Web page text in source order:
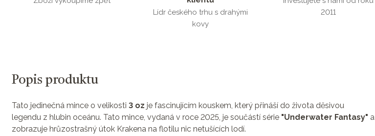
Lídr českého trhu s drahými
kovy
2011
Popis produktu
Tato jedinečná mince o velikosti 3 oz je fascinujícím kouskem, který přináší do života děsivou
legendu z hlubin oceánu. Tato mince, vydaná v roce 2025, je součástí série "Underwater Fantasy" a
zobrazuje hrůzostrašný útok Krakena na flotilu nic netušících lodí.